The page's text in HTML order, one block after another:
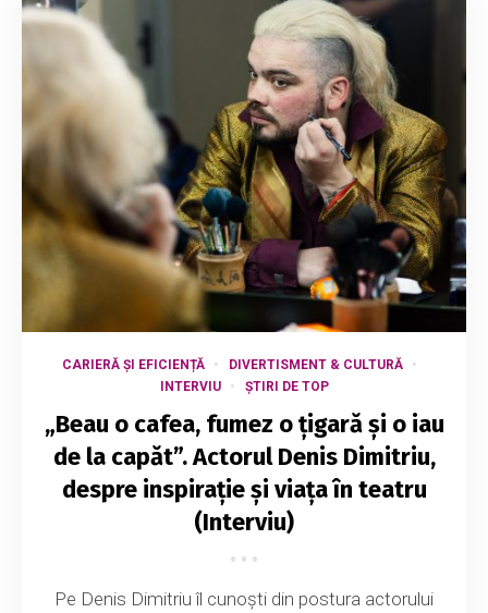
CARIERĂ ȘI EFICIENȚĂ
DIVERTISMENT & CULTURĂ
INTERVIU
ȘTIRI DE TOP
„Beau o cafea, fumez o ţigară şi o iau
de la capăt”. Actorul Denis Dimitriu,
despre inspirație și viața în teatru
(Interviu)
Pe Denis Dimitriu îl cunoști din postura actorului